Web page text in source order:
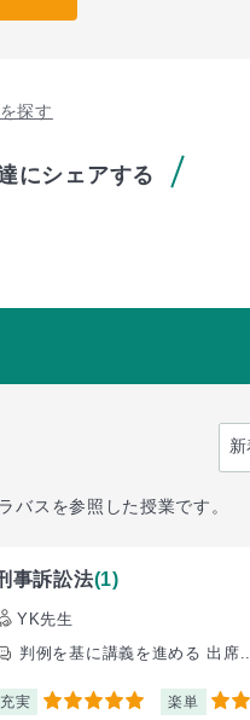
探す
にシェアする
バスを参照した授業です。
事訴訟法(1)
YK先生
判例を基に講義を進める 出席...
充実 5 楽単 2